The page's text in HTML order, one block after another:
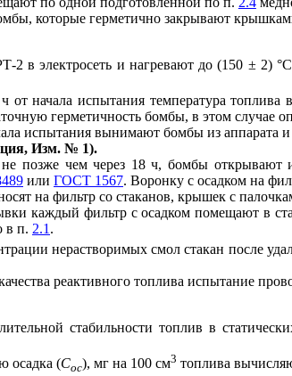
которые герметично закрывают
2 в электросеть и нагревают до (150 ± 2)
от начала испытания температура
герметичность бомбы, в этом случае
испытания вынимают бомбы из аппарата
Изм. № 1).
позже чем через 18 ч, бомбы открывают
или ГОСТ 1567. Воронку с осадком на
на фильтр со стаканов, крышек с
каждый фильтр с осадком помещают в
в п. 2.1 .
нерастворимых смол стакан после
реактивного топлива испытание
стабильности топлив в
осадка (Сос), мг на 100 см3 топлива